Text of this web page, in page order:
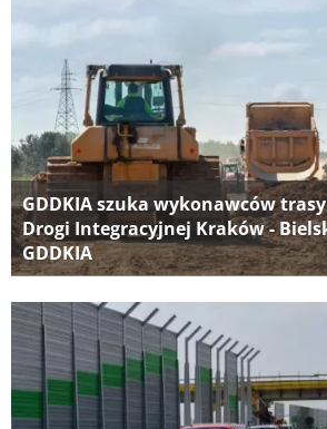
GDDKIA szuka wykonawców
Drogi Integracyjnej Kraków -
GDDKIA